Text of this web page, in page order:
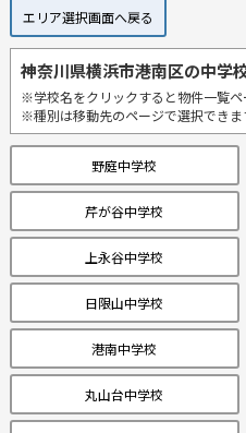
エリア選択画面へ戻る
神奈川県横浜市港南区の中学
※学校名をクリックすると物件一覧ペ
※種別は移動先のページで選択できま
野庭中学校
芹が谷中学校
上永谷中学校
日限山中学校
港南中学校
丸山台中学校